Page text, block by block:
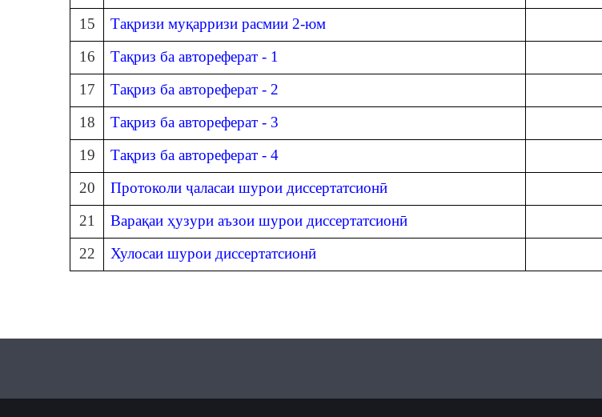
15
Тақризи муқарризи расмии 2-юм
16
Тақриз ба автореферат - 1
17
Тақриз ба автореферат - 2
18
Тақриз ба автореферат - 3
19
Тақриз ба автореферат - 4
20
Протоколи ҷаласаи шурои диссертатсионӣ
21
Варақаи ҳузури аъзои шурои диссертатсионӣ
22
Хулосаи шурои диссертатсионӣ